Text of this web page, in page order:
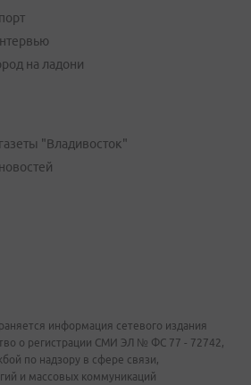
на ладони
"Владивосток"
информация сетевого издания
о регистрации СМИ ЭЛ № ФС 77 - 72742,
по надзору в сфере связи,
и массовых коммуникаций